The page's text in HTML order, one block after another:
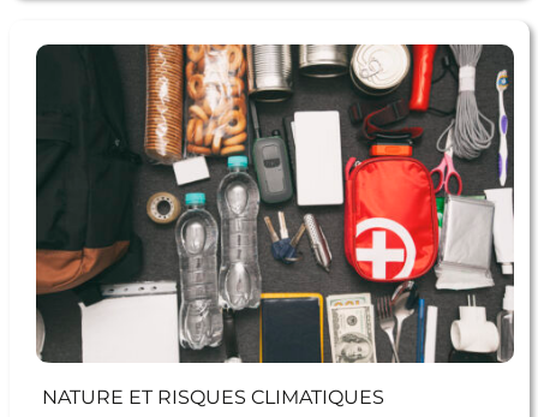
NATURE ET RISQUES CLIMATIQUES
son kit d’urgence 72h